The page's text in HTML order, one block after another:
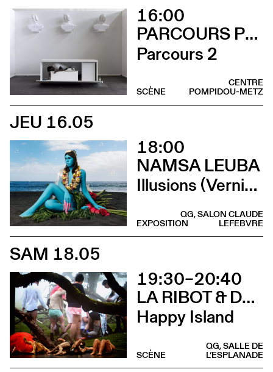
16:00
PARCOURS PERFORMANCES
Parcours 2
CENTRE
POMPIDOU-METZ
SCÈNE
JEU 16.05
18:00
NAMSA LEUBA
Illusions (Vernissage)
QG, SALON CLAUDE
LEFEBVRE
EXPOSITION
SAM 18.05
19:30–20:40
LA RIBOT & DANÇANDO COM A DIFERENÇA
Happy Island
QG, SALLE DE
L’ESPLANADE
SCÈNE